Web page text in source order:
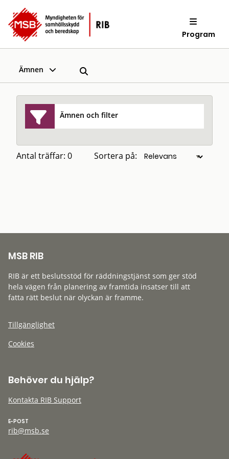
Program
Ämnen
Ämnen och filter
Antal träffar: 0 Sortera på:
MSB RIB
RIB är ett beslutsstöd för räddningstjänst som ger stöd
hela vägen från planering av framtida insatser till att
fatta rätt beslut när olyckan är framme.
Tillgänglighet
Cookies
Behöver du hjälp?
Kontakta RIB Support
E-POST
rib@msb.se